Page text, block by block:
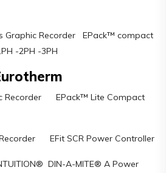
Graphic Recorder EPack™ compact
-2PH -3PH
Recorder EPack™ Lite Compact
EFit SCR Power Controller
DIN-A-MITE® A Power